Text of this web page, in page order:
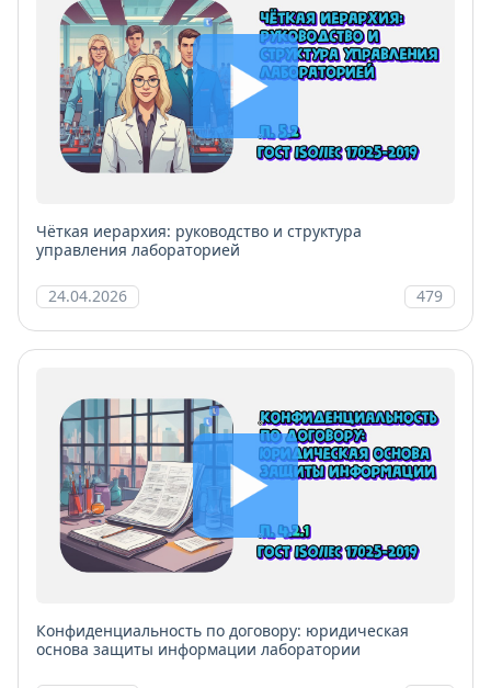
Чёткая иерархия: руководство и структура
управления лабораторией
24.04.2026 479
Конфиденциальность по договору: юридическая
основа защиты информации лаборатории